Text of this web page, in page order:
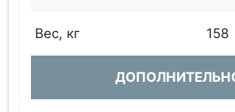
Вес, кг 158